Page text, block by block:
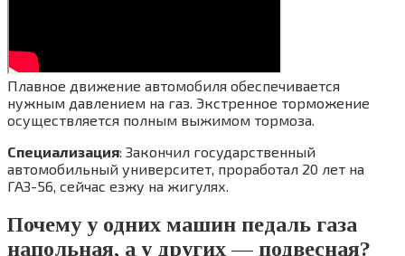
Плавное движение автомобиля обеспечивается
нужным давлением на газ. Экстренное торможение
осуществляется полным выжимом тормоза.
Специализация: Закончил государственный
автомобильный университет, проработал 20 лет на
ГАЗ-56, сейчас езжу на жигулях.
Почему у одних машин педаль газа
напольная, а у других — подвесная?